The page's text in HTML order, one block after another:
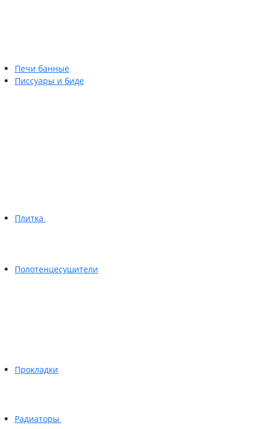
Печи банные
Писсуары и биде
Плитка
Полотенцесушители
Прокладки
Радиаторы